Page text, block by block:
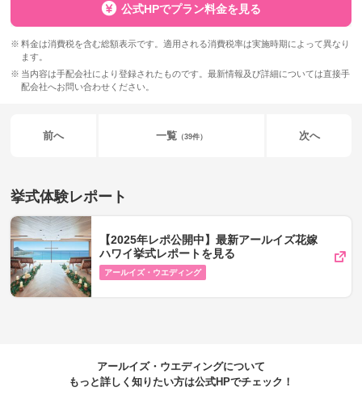
公式HPでプラン料金を見る
料金は消費税を含む総額表示です。適用される消費税率は実施時期によって異なり
ます。
当内容は手配会社により登録されたものです。最新情報及び詳細については直接手
配会社へお問い合わせください。
前へ 一覧 （39件） 次へ
挙式体験レポート
【2025年レポ公開中】最新アールイズ花嫁
ハワイ挙式レポートを見る
アールイズ・ウエディング
アールイズ・ウエディングについて
もっと詳しく知りたい方は公式HPでチェック！